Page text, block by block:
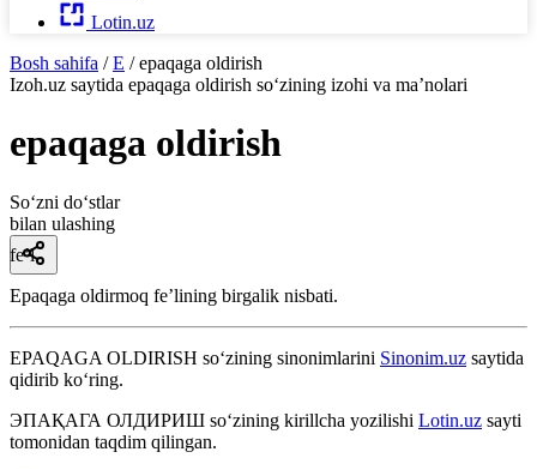
Lotin.uz
Bosh sahifa / E / epaqaga oldirish
Izoh.uz saytida epaqaga oldirish so‘zining izohi va ma’nolari
epaqaga oldirish
So‘zni do‘stlar
bilan ulashing
fe’l
Epaqaga oldirmoq feʼlining birgalik nisbati.
EPAQAGA OLDIRISH so‘zining sinonimlarini Sinonim.uz saytida
qidirib ko‘ring.
ЭПАҚАГА ОЛДИРИШ so‘zining kirillcha yozilishi Lotin.uz sayti
tomonidan taqdim qilingan.